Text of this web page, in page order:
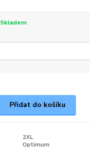
Skladem
Přidat do košíku
2XL
Optimum